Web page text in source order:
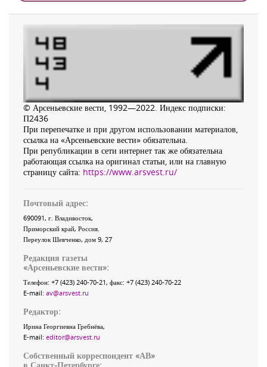
© Арсеньевские вести, 1992—2022. Индекс подписки:
П2436
При перепечатке и при другом использовании материалов,
ссылка на «Арсеньевские вести» обязательна.
При републикации в сети интернет так же обязательна
работающая ссылка на оригинал статьи, или на главную
страницу сайта: https://www.arsvest.ru/
Почтовый адрес:
690091, г. Владивосток,
Приморский край, Россия
Переулок Шевченко, дом 9, 27
Редакция газеты
«Арсеньевские вести»:
Телефон: +7 (423) 240-70-21, факс: +7 (423) 240-70-22
E-mail: av@arsvest.ru
Редактор:
Ирина Георгиевна Гребнёва,
E-mail: editor@arsvest.ru
Собственный корреспондент «АВ»